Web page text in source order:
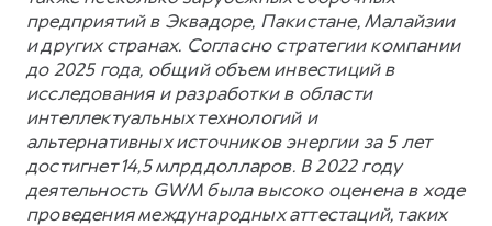
предприятий в Эквадоре, Пакистане, Малайзии
и других странах. Согласно стратегии компании
до 2025 года, общий объем инвестиций в
исследования и разработки в области
интеллектуальных технологий и
альтернативных источников энергии за 5 лет
достигнет 14,5 млрд долларов. В 2022 году
деятельность GWM была высоко оценена в ходе
проведения международных аттестаций, таких